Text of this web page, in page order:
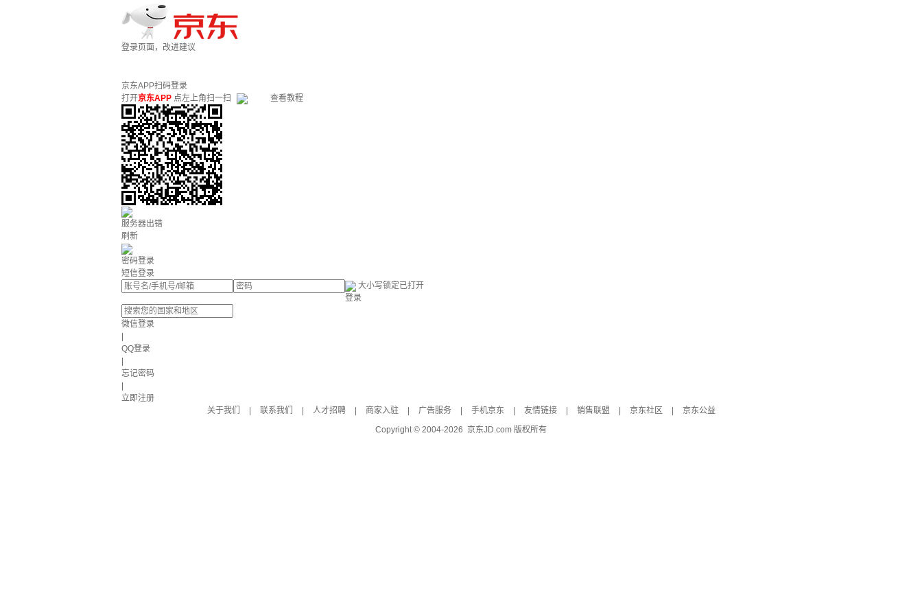
登录页面，改进建议
京东APP扫码登录
打开京东APP 点左上角扫一扫 查看教程
服务器出错
刷新
密码登录
短信登录
大小写锁定已打开
登录
微信登录
QQ登录
忘记密码
立即注册
关于我们
联系我们 人才招聘 商家入驻 广告服务 手机京东 友情链接 销售联盟 京东社区
京东公益
Copyright © 2004-2026 京东JD.com 版权所有